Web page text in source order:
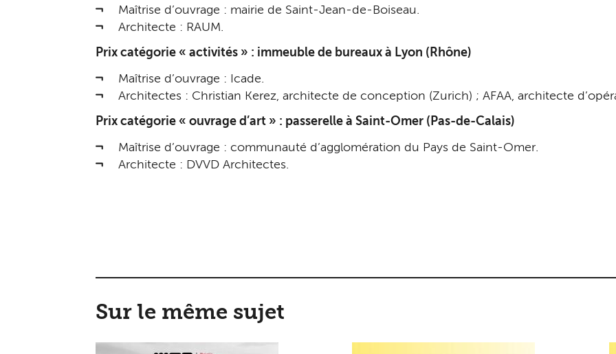
Maîtrise d’ouvrage : mairie de Saint-Jean-de-Boiseau.
Architecte : RAUM.
Prix catégorie « activités » : immeuble de bureaux à Lyon (Rhône)
Maîtrise d’ouvrage : Icade.
Architectes : Christian Kerez, architecte de conception (Zurich) ; AFAA, architecte
Prix catégorie « ouvrage d’art » : passerelle à Saint-Omer (Pas-de-Calais)
Maîtrise d’ouvrage : communauté d’agglomération du Pays de Saint-Omer.
Architecte : DVVD Architectes.
Sur le même sujet